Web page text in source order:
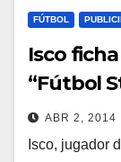
FÚTBOL
Isco
“Fútbol
ABR 2, 2014
Isco, jugador